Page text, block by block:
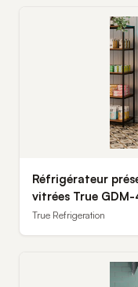
Réfrigérateur
vitrées True GDM-
True Refrigeration